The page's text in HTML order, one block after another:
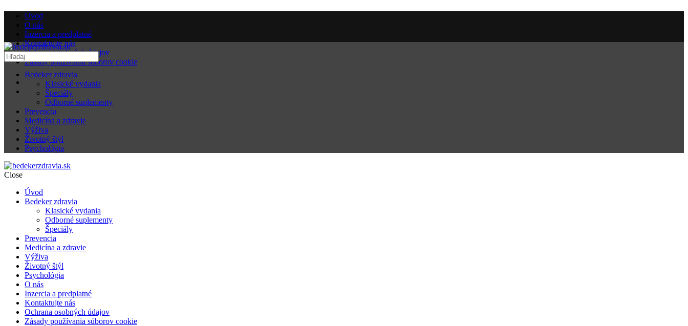
Úvod
O nás
Inzercia a predplatné
Kontaktujte nás
Ochrana osobných údajov
Zásady používania súborov cookie
Bedeker zdravia
Klasické vydania
Špeciály
Odborné suplementy
Prevencia
Medicína a zdravie
Výživa
Životný štýl
Psychológia
Close
Úvod
Bedeker zdravia
Klasické vydania
Odborné suplementy
Špeciály
Prevencia
Medicína a zdravie
Výživa
Životný štýl
Psychológia
O nás
Inzercia a predplatné
Kontaktujte nás
Ochrana osobných údajov
Zásady používania súborov cookie